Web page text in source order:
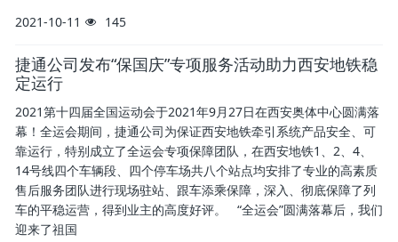
2021-10-11
145
捷通公司发布“保国庆”专项服务活动助力西安地铁稳
定运行
2021第十四届全国运动会于2021年9月27日在西安奥体中心圆满落
幕！全运会期间，捷通公司为保证西安地铁牵引系统产品安全、可
靠运行，特别成立了全运会专项保障团队，在西安地铁1、2、4、
14号线四个车辆段、四个停车场共八个站点均安排了专业的高素质
售后服务团队进行现场驻站、跟车添乘保障，深入、彻底保障了列
车的平稳运营，得到业主的高度好评。 “全运会”圆满落幕后，我们
迎来了祖国